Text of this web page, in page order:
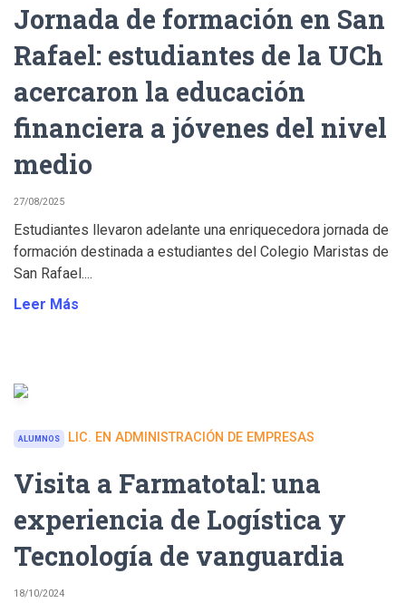
Jornada de formación en San
Rafael: estudiantes de la UCh
acercaron la educación
financiera a jóvenes del nivel
medio
27/08/2025
Estudiantes llevaron adelante una enriquecedora jornada de
formación destinada a estudiantes del Colegio Maristas de
San Rafael....
Leer Más
ALUMNOS LIC. EN ADMINISTRACIÓN DE EMPRESAS
Visita a Farmatotal: una
experiencia de Logística y
Tecnología de vanguardia
18/10/2024